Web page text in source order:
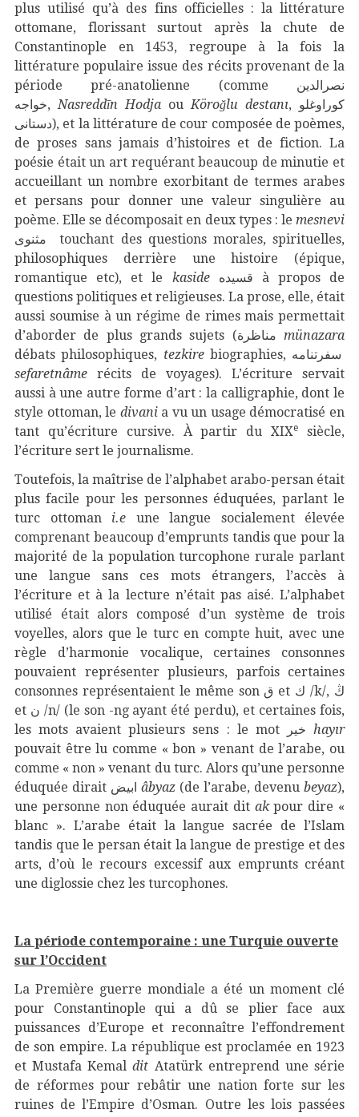
plus utilisé qu’à des fins officielles : la littérature
ottomane, florissant surtout après la chute de
Constantinople en 1453, regroupe à la fois la
littérature populaire issue des récits provenant de la
période pré-anatolienne (comme نصرالدين
خواجه‎,Nasreddīn Hodja ou Köroğlu destanı, کوراوغلو
دستانی), et la littérature de cour composée de poèmes,
de proses sans jamais d’histoires et de fiction. La
poésie était un art requérant beaucoup de minutie et
accueillant un nombre exorbitant de termes arabes
et persans pour donner une valeur singulière au
poème. Elle se décomposait en deux types : le mesnevi
مثنوى
touchant des questions morales, spirituelles,
philosophiques derrière une histoire (épique,
romantique etc), et le kasideقسيده à propos de
questions politiques et religieuses. La prose, elle, était
aussi soumise à un régime de rimes mais permettait
d’aborder de plus grands sujets (مناظرةmünazara
débats philosophiques, tezkire
sefaretnâme récits de voyages). L’écriture servait
aussi à une autre forme d’art : la calligraphie, dont le
style ottoman, le divania vu un usage démocratisé en
tant qu’écriture cursive. À partir du XIXe
siècle,
l’écriture sert le journalisme.
Toutefois, la maîtrise de l’alphabet arabo-persan était
plus facile pour les personnes éduquées, parlant le
turc ottoman i.e une langue socialement élevée
comprenant beaucoup d’emprunts tandis que pour la
majorité de la population turcophone rurale parlant
une langue sans ces mots étrangers, l’accès à
l’écriture et à la lecture n’était pas aisé. L’alphabet
utilisé était alors composé d’un système de trois
voyelles, alors que le turc en compte huit, avec une
règle d’harmonie vocalique, certaines consonnes
pouvaient représenter plusieurs, parfois certaines
consonnes représentaient le même son ق et ك /k/, ڭ
et ن /n/ (le son -ng ayant été perdu), et certaines fois,
les mots avaient plusieurs sens : le mot خيرhayır
pouvait être lu comme « bon » venant de l’arabe, ou
comme « non » venant du turc. Alors qu’une personne
âbyaz (de l’arabe, devenu beyaz),
une personne non éduquée aurait dit akpour dire «
blanc ». L’arabe était la langue sacrée de l’Islam
tandis que le persan était la langue de prestige et des
arts, d’où le recours excessif aux emprunts créant
une diglossie chez les turcophones.
La période contemporaine : une Turquie ouverte
sur l’Occident
La Première guerre mondiale a été un moment clé
pour Constantinople qui a dû se plier face aux
puissances d’Europe et reconnaître l’effondrement
de son empire. La république est proclamée en 1923
et Mustafa Kemaldit Atatürk entreprend une série
de réformes pour rebâtir une nation forte sur les
ruines de l’Empire d’Osman. Outre les lois passées